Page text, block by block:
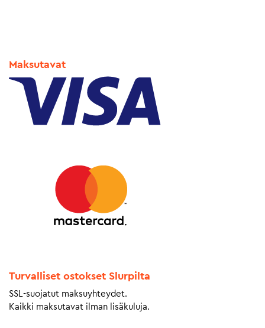
Maksutavat
Turvalliset ostokset Slurpilta
SSL-suojatut maksuyhteydet.
Kaikki maksutavat ilman lisäkuluja.